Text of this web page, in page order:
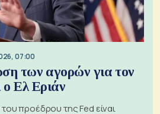
07:00
των αγορών για τον
ο Ελ Εριάν
προέδρου της Fed είναι